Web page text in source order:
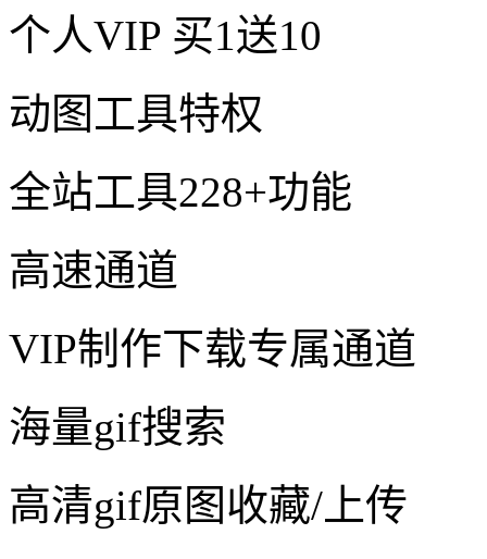
个人VIP 买1送10
动图工具特权
全站工具228+功能
高速通道
VIP制作下载专属通道
海量gif搜索
高清gif原图收藏/上传